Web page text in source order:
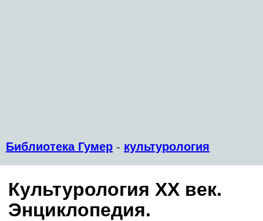
Библиотека Гумер - культурология
Культурология XX век.
Энциклопедия.